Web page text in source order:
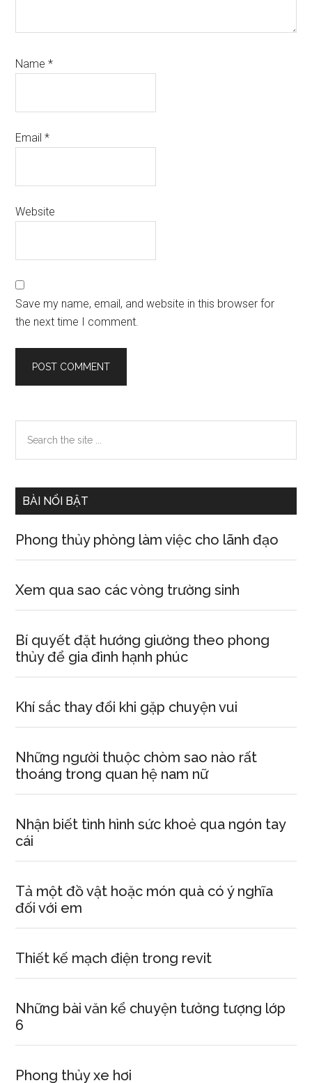
Name*
Email*
Website
Save my name, email, and website in this browser for
the next time I comment.
Primary
Sidebar
the
BÀI NỔI BẬT
Phong thủy phòng làm việc cho lãnh đạo
Xem qua sao các vòng trường sinh
Bí quyết đặt hướng giường theo phong
thủy để gia đình hạnh phúc
Khí sắc thay đổi khi gặp chuyện vui
Những người thuộc chòm sao nào rất
thoáng trong quan hệ nam nữ
Nhận biết tình hình sức khoẻ qua ngón tay
cái
Tả một đồ vật hoặc món quà có ý nghĩa
đối với em
Thiết kế mạch điện trong revit
Những bài văn kể chuyện tưởng tượng lớp
6
Phong thủy xe hơi